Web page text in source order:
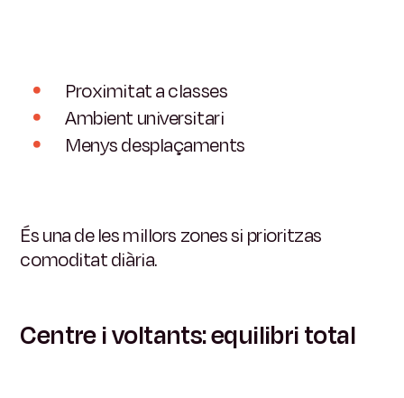
Proximitat a classes
Ambient universitari
Menys desplaçaments
És una de les millors zones si prioritzas
comoditat diària.
Centre i voltants: equilibri total